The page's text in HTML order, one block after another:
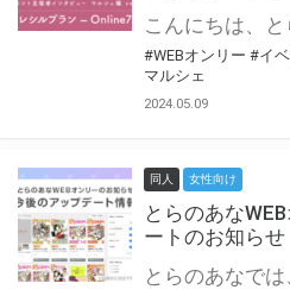
#WEBオンリー #イ
マルシェ
2024.05.09
同人 女性向け
とらのあな
ートのお知らせ